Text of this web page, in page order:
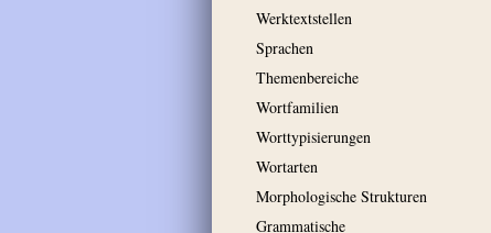
Werktextstellen
Sprachen
Themenbereiche
Wortfamilien
Worttypisierungen
Wortarten
Morphologische Strukturen
Grammatische